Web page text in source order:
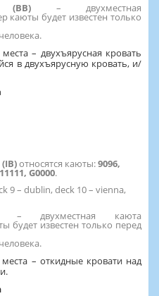
(BB) – двухместная
каюты будет известен только
– двухъярусная кровать
в двухъярусную кровать, и/
относятся каюты:9096,
G0000.
9 – dublin, deck 10 – vienna,
– двухместная каюта
будет известен только перед
– откидные кровати над